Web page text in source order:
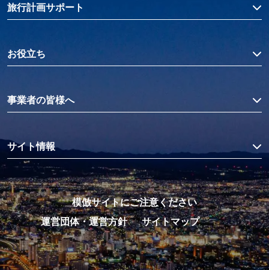
旅行計画サポート
お役立ち
事業者の皆様へ
サイト情報
模倣サイトにご注意ください
運営団体・運営方針
サイトマップ